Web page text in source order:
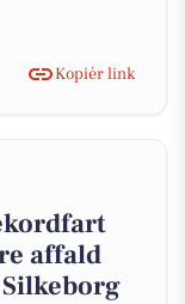
Kopiér link
affald